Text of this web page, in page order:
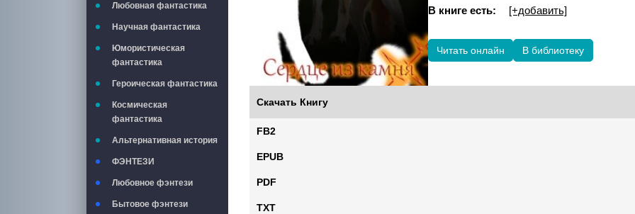
Любовная фантастика
Научная фантастика
Юмористическая
фантастика
Героическая фантастика
Космическая
фантастика
Альтернативная история
ФЭНТЕЗИ
Любовное фэнтези
Бытовое фэнтези
В книге есть: [+добавить]
Читать онлайн В библиотеку
Скачать Книгу
FB2
EPUB
PDF
TXT